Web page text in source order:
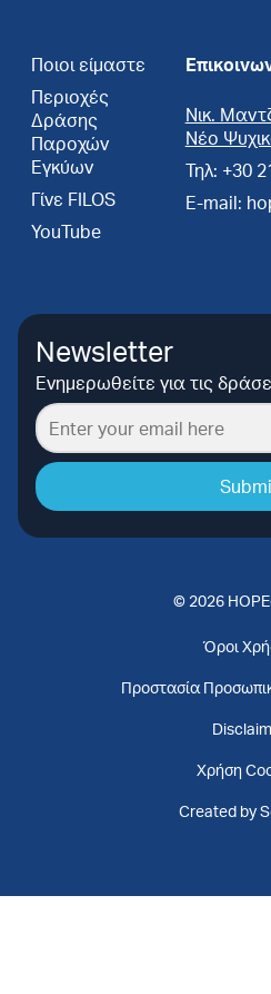
Ποιοι είμαστε
Περιοχές
Δράσης
Παροχών
Εγκύων
Γίνε FILOS
YouTube
Νικ.
Νέο
Τηλ: +30
E-mail:
Newsletter
Ενημερωθείτε για τις
© 2026
Όροι
Προστασία
Χρήση
Created by